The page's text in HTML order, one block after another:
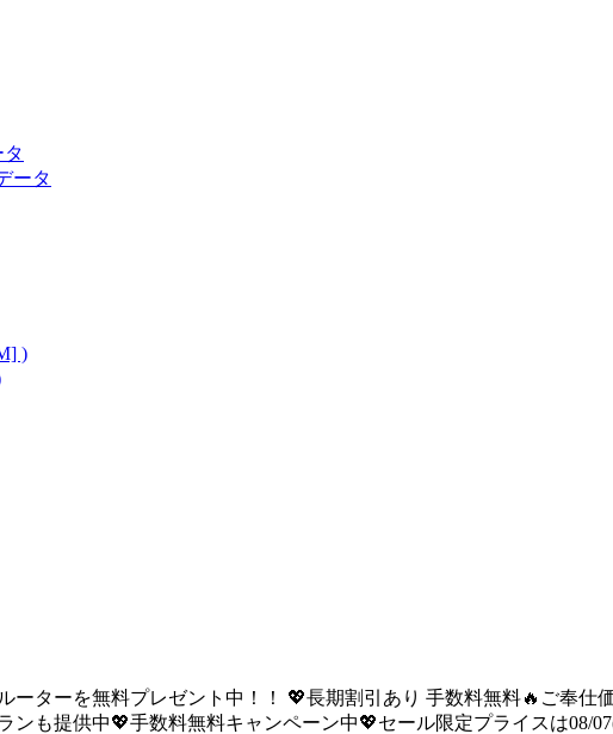
ータ
)
ーターを無料プレゼント中！！ 💖長期割引あり 手数料無料🔥ご奉仕
も提供中💖手数料無料キャンペーン中💖セール限定プライスは08/